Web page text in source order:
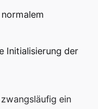
Initialisierung der
ein